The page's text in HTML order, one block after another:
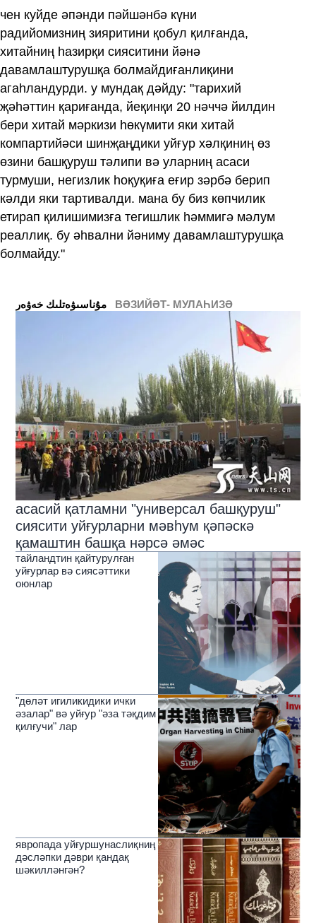
чен куйде әпәнди пәйшәнбә күни
радийомизниң зияритини қобул қилғанда,
хитайниң һазирқи сияситини йәнә
давамлаштурушқа болмайдиғанлиқини
агаһландурди. у мундақ дәйду: "тарихий
җәһәттин қариғанда, йеқинқи 20 нәччә йилдин
бери хитай мәркизи һөкүмити яки хитай
компартийәси шинҗаңдики уйғур хәлқиниң өз
өзини башқуруш тәлипи вә уларниң асаси
турмуши, негизлик һоқуқиға еғир зәрбә берип
кәлди яки тартивалди. мана бу биз көпчилик
етирап қилишимизға тегишлик һәммигә мәлум
реаллиқ. бу әһвални йәниму давамлаштурушқа
болмайду."
ВӘЗИЙӘТ- МУЛАҺИЗӘ
асасий қатламни "универсал башқуруш"
сиясити уйғурларни мәвһум қәпәскә
қамаштин башқа нәрсә әмәс
тайландтин қайтурулған
уйғурлар вә сиясәттики
оюнлар
"дөләт игиликидики ички
әзалар" вә уйғур "әза тәқдим
қилғучи" лар
явропада уйғуршунаслиқниң
дәсләпки дәври қандақ
шәкилләнгән?